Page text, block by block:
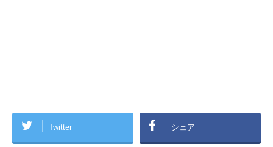
Twitter シェア